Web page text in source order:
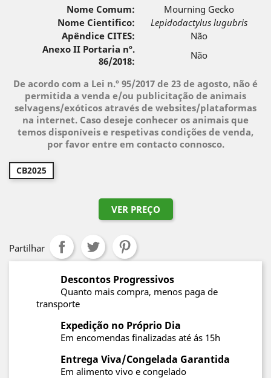
Nome Comum:
Mourning Gecko
Nome Cientifico:
Lepidodactylus lugubris
Apêndice CITES:
Não
Anexo II Portaria nº.
86/2018:
Não
De acordo com a Lei n.º 95/2017 de 23 de agosto, não é
permitida a venda e/ou publicitação de animais
selvagens/exóticos através de websites/plataformas
na internet. Caso deseje conhecer os animais que
temos disponíveis e respetivas condições de venda,
por favor entre em contacto connosco.
CB2025
VER PREÇO
Partilhar
Descontos Progressivos
Quanto mais compra, menos paga de
transporte
Expedição no Próprio Dia
Em encomendas finalizadas até ás 15h
Entrega Viva/Congelada Garantida
Em alimento vivo e congelado